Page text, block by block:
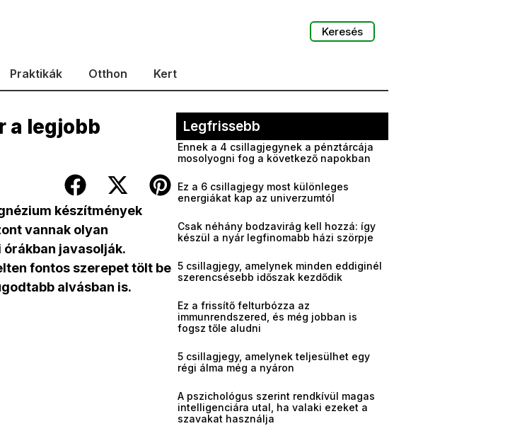
Keresés
Praktikák Otthon Kert
a legjobb
készítmények
vannak olyan
javasolják.
fontos szerepet tölt be
alvásban is.
Legfrissebb
Ennek a 4 csillagjegynek a pénztárcája
mosolyogni fog a következő napokban
Ez a 6 csillagjegy most különleges
energiákat kap az univerzumtól
Csak néhány bodzavirág kell hozzá: így
készül a nyár legfinomabb házi szörpje
5 csillagjegy, amelynek minden eddiginél
szerencsésebb időszak kezdődik
Ez a frissítő felturbózza az
immunrendszered, és még jobban is
fogsz tőle aludni
5 csillagjegy, amelynek teljesülhet egy
régi álma még a nyáron
A pszichológus szerint rendkívül magas
intelligenciára utal, ha valaki ezeket a
szavakat használja